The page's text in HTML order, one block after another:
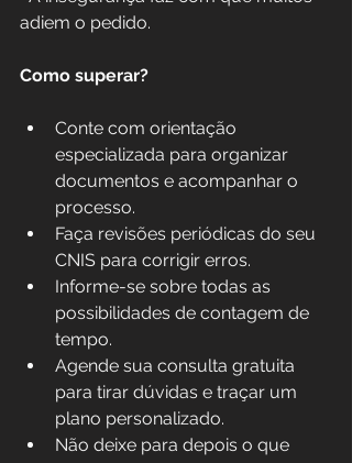
adiem o pedido.
Como superar?
Conte com orientação
especializada para organizar
documentos e acompanhar o
processo.
Faça revisões periódicas do seu
CNIS para corrigir erros.
Informe-se sobre todas as
possibilidades de contagem de
tempo.
Agende sua consulta gratuita
para tirar dúvidas e traçar um
plano personalizado.
Não deixe para depois o que